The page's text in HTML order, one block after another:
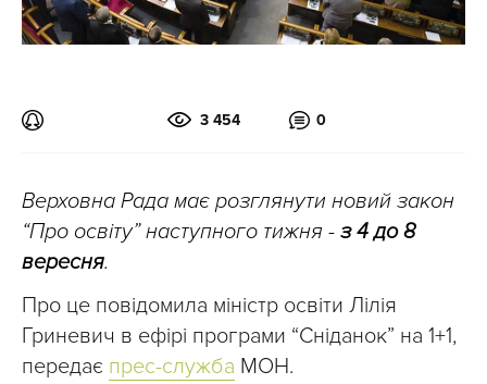
3 454 0
Верховна Рада має розглянути новий закон
“Про освіту” наступного тижня - з 4 до 8
вересня.
Про це повідомила міністр освіти Лілія
Гриневич в ефірі програми “Сніданок” на 1+1,
передає прес-служба МОН.